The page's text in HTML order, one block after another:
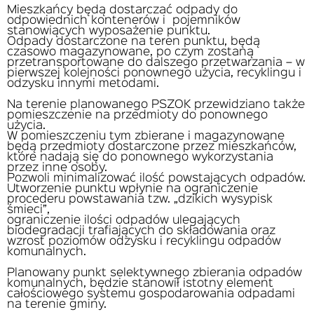
Mieszkańcy będą dostarczać odpady do
odpowiednich kontenerów i pojemników
stanowiących wyposażenie punktu.
Odpady dostarczone na teren punktu, będą
czasowo magazynowane, po czym zostaną
przetransportowane do dalszego przetwarzania – w
pierwszej kolejności ponownego użycia, recyklingu i
odzysku innymi metodami.
Na terenie planowanego PSZOK przewidziano także
pomieszczenie na przedmioty do ponownego
użycia.
W pomieszczeniu tym zbierane i magazynowane
będą przedmioty dostarczone przez mieszkańców,
które nadają się do ponownego wykorzystania
przez inne osoby.
Pozwoli minimalizować ilość powstających odpadów.
Utworzenie punktu wpłynie na ograniczenie
procederu powstawania tzw. „dzikich wysypisk
śmieci”,
ograniczenie ilości odpadów ulegających
biodegradacji trafiających do składowania oraz
wzrost poziomów odzysku i recyklingu odpadów
komunalnych.
Planowany punkt selektywnego zbierania odpadów
komunalnych, będzie stanowił istotny element
całościowego systemu gospodarowania odpadami
na terenie gminy.